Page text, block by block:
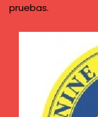
pruebas.